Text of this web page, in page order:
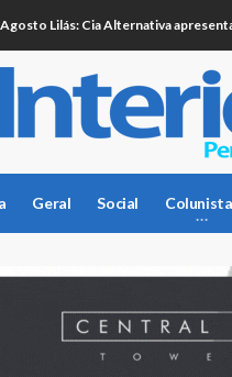
Lilás: Cia Alternativa apresenta
Geral Social